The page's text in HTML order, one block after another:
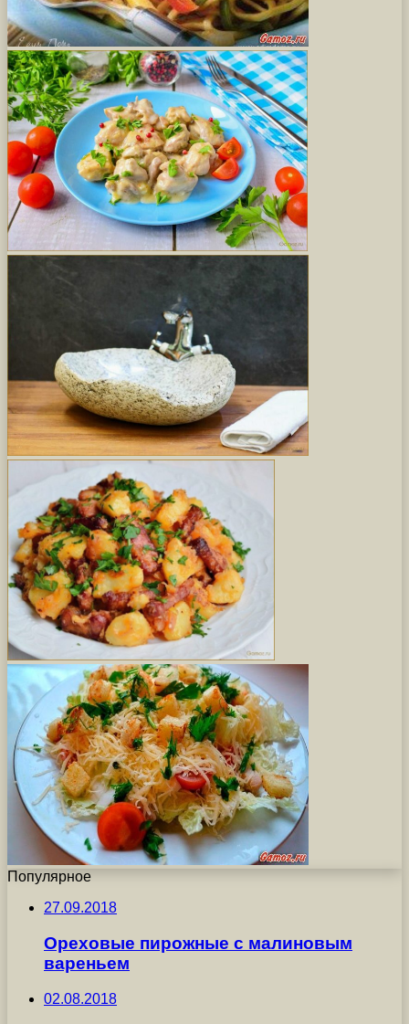
Популярное
27.09.2018
Ореховые пирожные с малиновым
вареньем
02.08.2018